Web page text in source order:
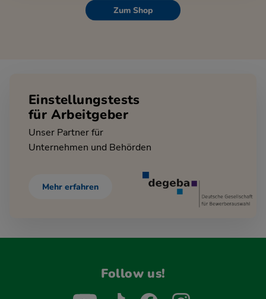
Zum Shop
Einstellungstests
für Arbeitgeber
Unser Partner für
Unternehmen und Behörden
Mehr erfahren
Follow us!